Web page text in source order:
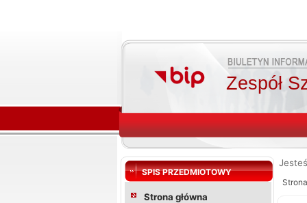
Zespół
SPIS PRZEDMIOTOWY
Strona główna